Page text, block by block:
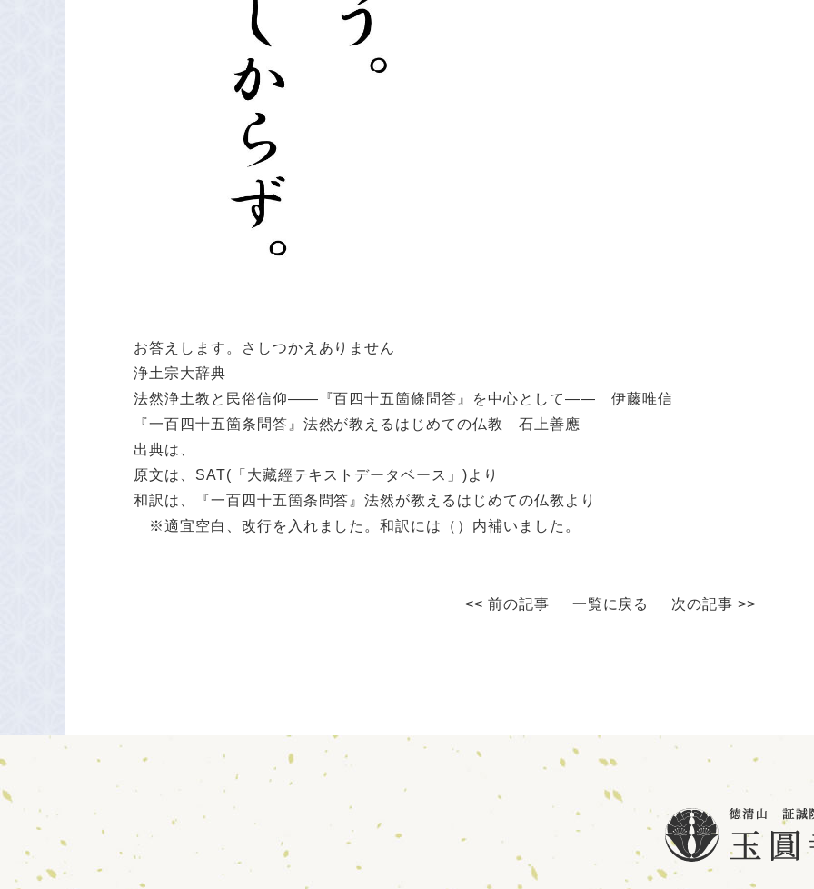
お答えします。さしつかえありません
浄土宗大辞典
法然浄土教と民俗信仰――『百四十五箇條問答』を中心として―― 伊藤唯信
『一百四十五箇条問答』法然が教えるはじめての仏教 石上善應
出典は、
原文は、SAT(「大藏經テキストデータベース」)より
和訳は、『一百四十五箇条問答』法然が教えるはじめての仏教より
※適宜空白、改行を入れました。和訳には（）内補いました。
<< 前の記事 一覧に戻る 次の記事 >>